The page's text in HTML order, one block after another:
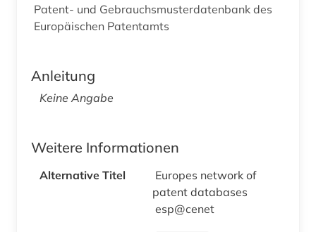
Patent- und Gebrauchsmusterdatenbank des
Europäischen Patentamts
Anleitung
Keine Angabe
Weitere Informationen
Alternative Titel
Europes network of
patent databases
esp@cenet